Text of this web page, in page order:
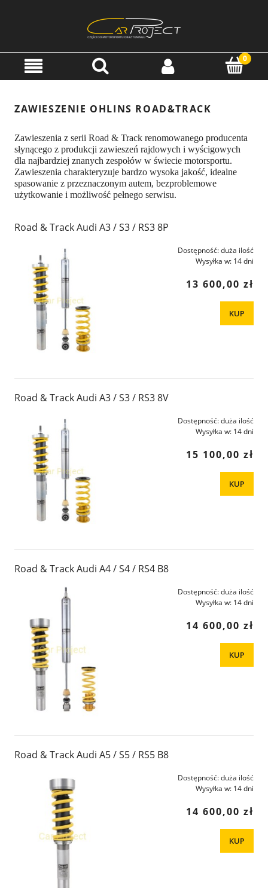
ZAWIESZENIE OHLINS ROAD&TRACK
Zawieszenia z serii Road & Track renomowanego producenta
słynącego z produkcji zawieszeń rajdowych i wyścigowych
dla najbardziej znanych zespołów w świecie motorsportu.
Zawieszenia charakteryzuje bardzo wysoka jakość, idealne
spasowanie z przeznaczonym autem, bezproblemowe
użytkowanie i możliwość pełnego serwisu.
Road & Track Audi A3 / S3 / RS3 8P
Dostępność:duża ilość
Wysyłka w: 14 dni
13 600,00 zł
KUP
Road & Track Audi A3 / S3 / RS3 8V
Dostępność:duża ilość
Wysyłka w: 14 dni
15 100,00 zł
KUP
Road & Track Audi A4 / S4 / RS4 B8
Dostępność:duża ilość
Wysyłka w: 14 dni
14 600,00 zł
KUP
Road & Track Audi A5 / S5 / RS5 B8
Dostępność:duża ilość
Wysyłka w: 14 dni
14 600,00 zł
KUP